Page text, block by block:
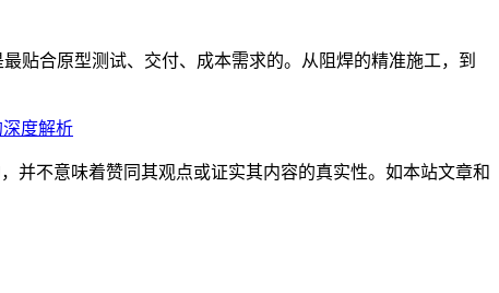
贴合原型测试、交付、成本需求的。从阻焊的精准施工，到
度解析
并不意味着赞同其观点或证实其内容的真实性。如本站文章和